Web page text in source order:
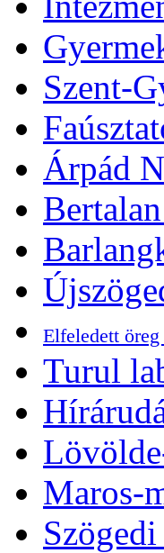
Szent-
Árpád
Elfeledett
Turul
Maros-